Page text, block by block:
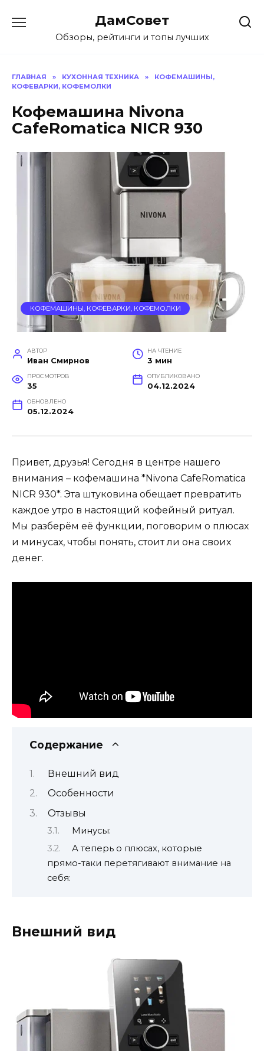
содержанию
ДамСовет
Обзоры, рейтинги и топы лучших
ГЛАВНАЯ » КУХОННАЯ ТЕХНИКА »
КОФЕМАШИНЫ,
КОФЕВАРКИ, КОФЕМОЛКИ
Кофемашина Nivona
CafeRomatica NICR 930
КОФЕМАШИНЫ, КОФЕВАРКИ, КОФЕМОЛКИ
АВТОР
Иван Смирнов
НА ЧТЕНИЕ
3 мин
ПРОСМОТРОВ
35
ОПУБЛИКОВАНО
04.12.2024
ОБНОВЛЕНО
05.12.2024
Привет, друзья! Сегодня в центре нашего
внимания – кофемашина *Nivona CafeRomatica
NICR 930*. Эта штуковина обещает превратить
каждое утро в настоящий кофейный ритуал.
Мы разберём её функции, поговорим о плюсах
и минусах, чтобы понять, стоит ли она своих
денег.
Содержание
Внешний вид
Особенности
Отзывы
Минусы:
А теперь о плюсах, которые
прямо-таки перетягивают внимание на
себя:
Внешний вид